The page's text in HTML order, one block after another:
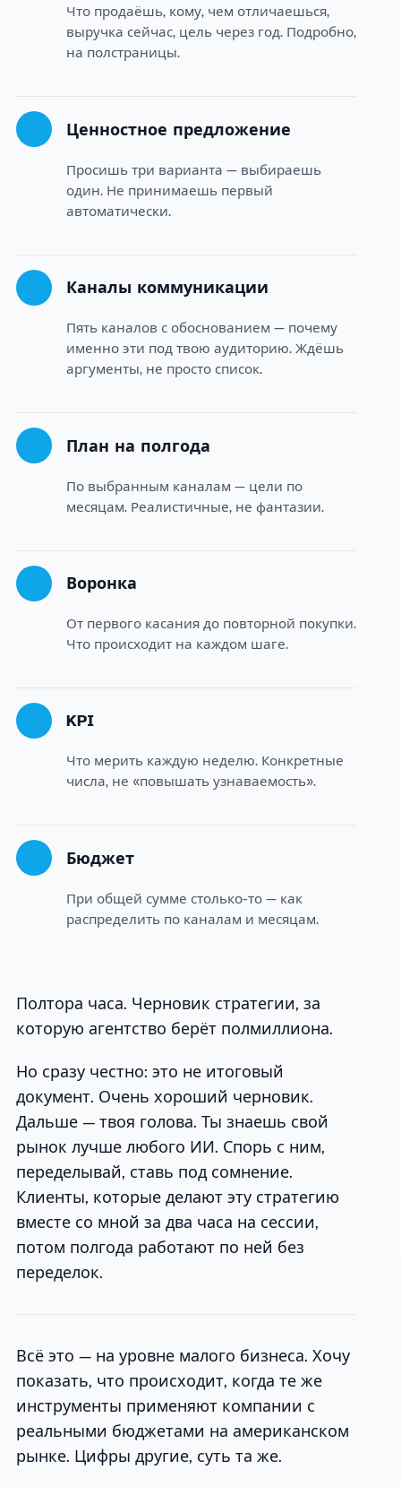
Что продаёшь, кому, чем отличаешься,
выручка сейчас, цель через год. Подробно,
на полстраницы.
Ценностное предложение
Просишь три варианта — выбираешь
один. Не принимаешь первый
автоматически.
Каналы коммуникации
Пять каналов с обоснованием — почему
именно эти под твою аудиторию. Ждёшь
аргументы, не просто список.
План на полгода
По выбранным каналам — цели по
месяцам. Реалистичные, не фантазии.
Воронка
От первого касания до повторной покупки.
Что происходит на каждом шаге.
KPI
Что мерить каждую неделю. Конкретные
числа, не «повышать узнаваемость».
Бюджет
При общей сумме столько-то — как
распределить по каналам и месяцам.
Полтора часа. Черновик стратегии, за
которую агентство берёт полмиллиона.
Но сразу честно: это не итоговый
документ. Очень хороший черновик.
Дальше — твоя голова. Ты знаешь свой
рынок лучше любого ИИ. Спорь с ним,
переделывай, ставь под сомнение.
Клиенты, которые делают эту стратегию
вместе со мной за два часа на сессии,
потом полгода работают по ней без
переделок.
Всё это — на уровне малого бизнеса. Хочу
показать, что происходит, когда те же
инструменты применяют компании с
реальными бюджетами на американском
рынке. Цифры другие, суть та же.